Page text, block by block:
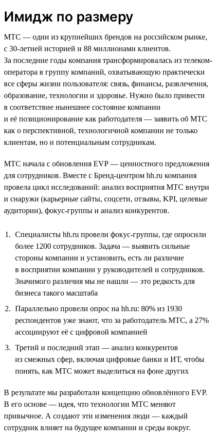
Имидж по размеру
МТС — один из крупнейших брендов на российском рынке,
с 30-летней историей и 88 миллионами клиентов.
За последние годы компания трансформировалась из телеком-
оператора в группу компаний, охватывающую практически
все сферы жизни пользователя: связь, финансы, развлечения,
образование, технологии и здоровье. Нужно было привести
в соответствие нынешнее состояние компании
и её позиционирование как работодателя — заявить об МТС
как о перспективной, технологичной компании не только
клиентам, но и потенциальным сотрудникам.
МТС начала с обновления EVP — ценностного предложения
для сотрудников. Вместе с Бренд-центром hh.ru компания
провела цикл исследований: анализ восприятия МТС внутри
и снаружи (карьерные сайты, соцсети, отзывы, KPI, целевые
аудитории), фокус-группы и анализ конкурентов.
Специалисты hh.ru провели фокус-группы, где опросили
более 1200 сотрудников. Задача — выявить сильные
стороны компании и установить, есть ли различие
в восприятии компании у руководителей и сотрудников.
Значимого различия мы не нашли — это редкость для
бизнеса такого масштаба
Параллельно провели опрос на hh.ru: 80% из 1930
респондентов уже знают, что за работодатель МТС, а 27%
ассоциируют её с цифровой компанией
Третий и последний этап — анализ конкурентов
из смежных сфер, включая цифровые банки и ИТ, чтобы
понять, как МТС может выделиться на фоне других
В результате мы разработали концепцию обновлённого EVP.
В его основе — идея, что технологии МТС меняют
привычное. А создают эти изменения люди — каждый
сотрудник влияет на будущее компании и среды вокруг.